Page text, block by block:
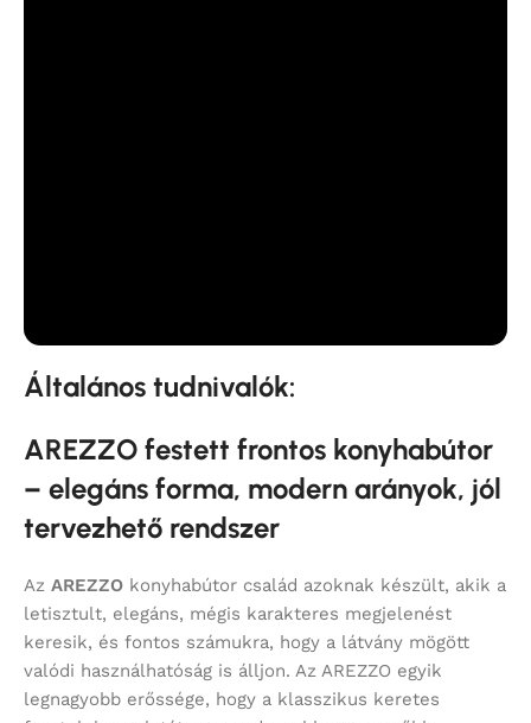
Általános tudnivalók:
AREZZO festett frontos konyhabútor
– elegáns forma, modern arányok, jól
tervezhető rendszer
Az AREZZO konyhabútor család azoknak készült, akik a
letisztult, elegáns, mégis karakteres megjelenést
keresik, és fontos számukra, hogy a látvány mögött
valódi használhatóság is álljon. Az AREZZO egyik
legnagyobb erőssége, hogy a klasszikus keretes